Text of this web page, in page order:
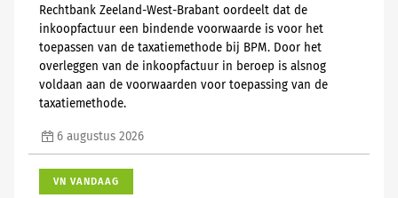
Rechtbank Zeeland-West-Brabant oordeelt dat de
inkoopfactuur een bindende voorwaarde is voor het
toepassen van de taxatiemethode bij BPM. Door het
overleggen van de inkoopfactuur in beroep is alsnog
voldaan aan de voorwaarden voor toepassing van de
taxatiemethode.
6 augustus 2026
VN VANDAAG